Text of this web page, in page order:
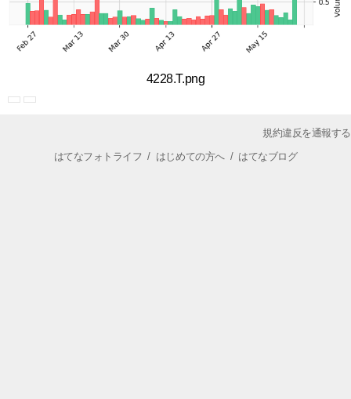
4228.T.png
規約違反を通報する
はてなフォトライフ / はじめての方へ/ はてなブログ